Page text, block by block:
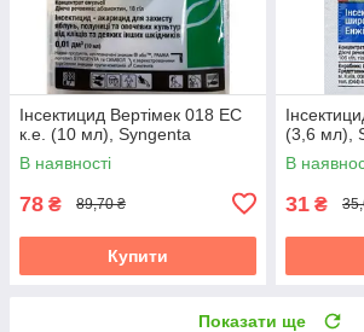
Інсектицид Вертімек 018 EC
к.е. (10 мл), Syngenta
В наявності
78 ₴ 89,70 ₴
Купити
(3,6 мл),
В
31 ₴
Показати ще